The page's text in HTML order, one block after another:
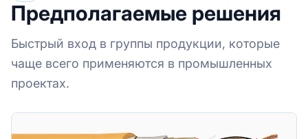
Предполагаемые решения
Быстрый вход в группы продукции, которые
чаще всего применяются в промышленных
проектах.